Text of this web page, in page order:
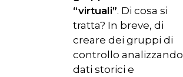
“virtuali”. Di cosa si
tratta? In breve, di
creare dei gruppi di
controllo analizzando
dati storici e